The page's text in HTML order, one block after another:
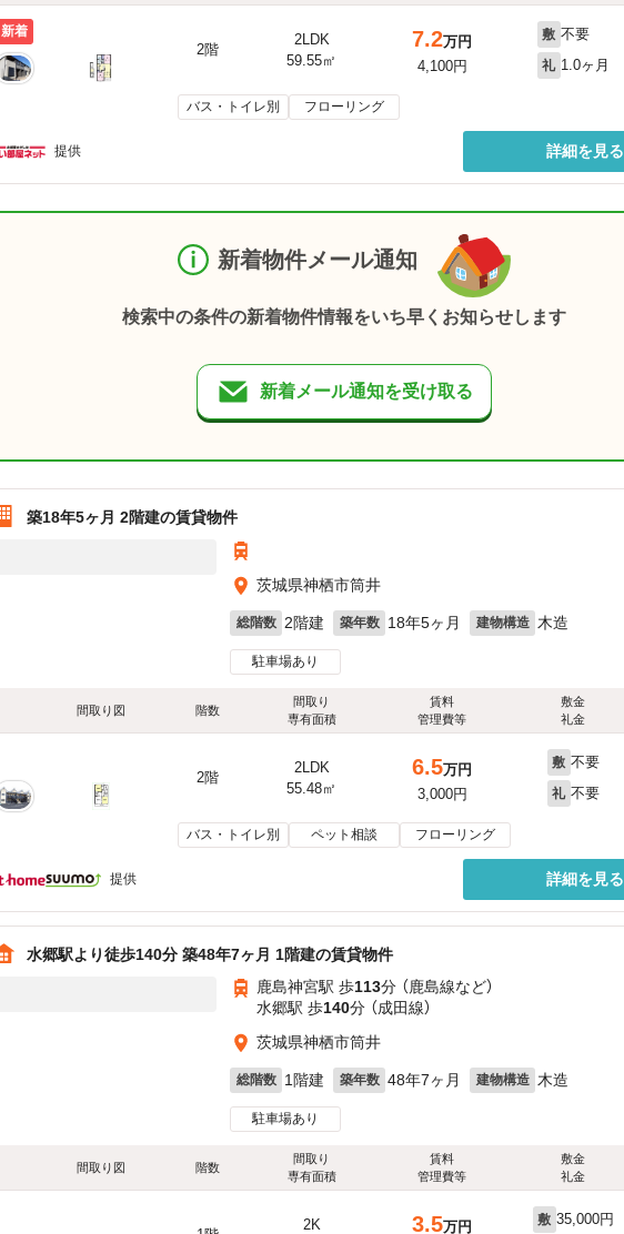
新着
2階
2LDK
59.55㎡
7.2万円
4,100円
敷 不要
礼 1.0ヶ月
バス・トイレ別 フローリング
提供 詳細を見る
新着物件メール通知
検索中の条件の新着物件情報をいち早くお知らせします
新着メール通知を受け取る
築18年5ヶ月 2階建の賃貸物件
茨城県神栖市筒井
総階数 2階建 築年数 18年5ヶ月 建物構造 木造
駐車場あり
間取り図 階数
間取り
専有面積
賃料
管理費等
敷金
礼金
2階
2LDK
55.48㎡
6.5万円
3,000円
敷 不要
礼 不要
バス・トイレ別 ペット相談 フローリング
提供 詳細を見る
水郷駅より徒歩140分 築48年7ヶ月 1階建の賃貸物件
鹿島神宮駅 歩113分 （鹿島線など）
水郷駅 歩140分 （成田線）
茨城県神栖市筒井
総階数 1階建 築年数 48年7ヶ月 建物構造 木造
駐車場あり
間取り図 階数
間取り
専有面積
賃料
管理費等
敷金
礼金
2K 3.5万円 敷 35,000円